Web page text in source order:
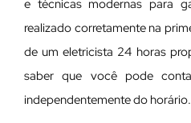
e técnicas modernas para
realizado corretamente na
de um eletricista 24 horas
saber que você pode
independentemente do horário.